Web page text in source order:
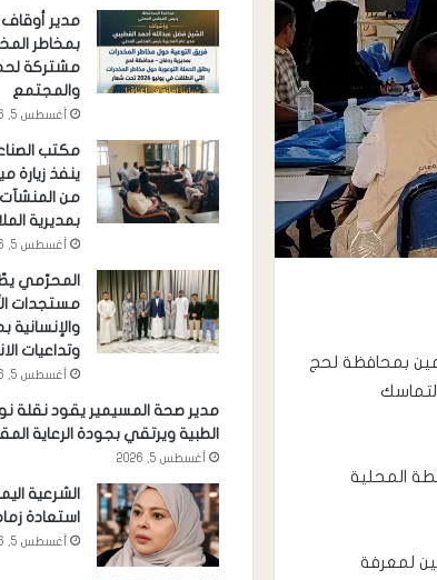
بمحافظة لحج
المحلية
لمعرفة
مدير أوقاف
بمخاطر
مشتركة
والمجتمع
أغسطس 5, 2026
مكتب
ينفذ زيارة
من المنشآت
بمديرية
أغسطس 5, 2026
المحرّمي
مستجدات
والإنسانية
وتداعيات
أغسطس 5, 2026
مدير صحة المسيمير يقود نقلة
الطبية ويرتقي بجودة الرعاية
أغسطس 5, 2026
الشرعية
استعادة
أغسطس 5, 2026